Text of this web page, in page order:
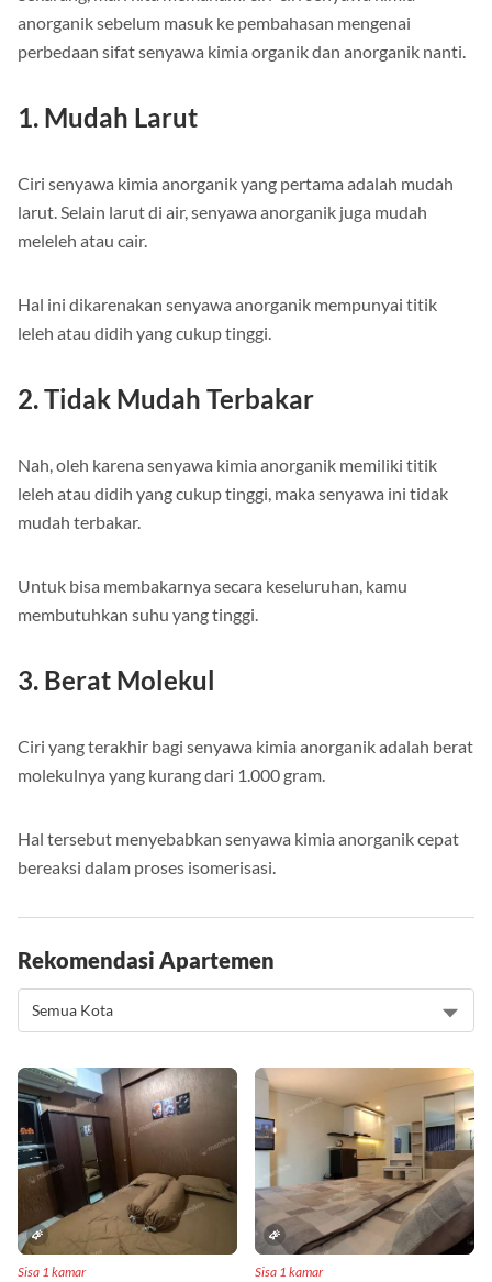
anorganik sebelum masuk ke pembahasan mengenai
perbedaan sifat senyawa kimia organik dan anorganik nanti.
1. Mudah Larut
Ciri senyawa kimia anorganik yang pertama adalah mudah
larut. Selain larut di air, senyawa anorganik juga mudah
meleleh atau cair.
Hal ini dikarenakan senyawa anorganik mempunyai titik
leleh atau didih yang cukup tinggi.
2. Tidak Mudah Terbakar
Nah, oleh karena senyawa kimia anorganik memiliki titik
leleh atau didih yang cukup tinggi, maka senyawa ini tidak
mudah terbakar.
Untuk bisa membakarnya secara keseluruhan, kamu
membutuhkan suhu yang tinggi.
3. Berat Molekul
Ciri yang terakhir bagi senyawa kimia anorganik adalah berat
molekulnya yang kurang dari 1.000 gram.
Hal tersebut menyebabkan senyawa kimia anorganik cepat
bereaksi dalam proses isomerisasi.
Rekomendasi Apartemen
Sisa 1 kamar Sisa 1 kamar